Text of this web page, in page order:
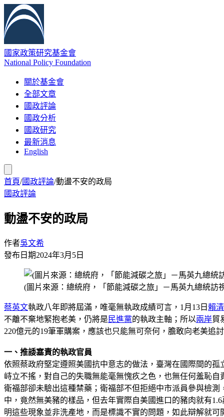
國家政策研究基金會
National Policy Foundation
關於基金會
全部文章
國政評論
國政分析
國政研究
最新消息
English
首頁/國政評論/動盪不安的政局
國政評論
動盪不安的政局
作者吳文希
發布日期2024年3月5日
(圖片來源：總統府，「節能減碳之旅」－馬英九總統訪
蔡英文執政八年即將屆滿，唯毫無執政成績可言，1月13日 賴
不離不棄地緊抱老美，仍將是 民進黨的執政主軸；所以兩岸貿
220億元的19筆軍購案，應該也只能無可奈何，膽敢向老美追
一、推諉塞責的執政官員
依照蔡政府堅定遵照美國抗中意志的做法，臺灣在國際間的
峙立不搖，對自己的失職無能毫無愧疚之色，也無任何羞恥
衛福部卻未驗出這種禁藥；衛福部不但拒絕中市派員參與檢
中，竟然無美豬的樣品，但去年實際自美國進口的豬肉就有
明這些現象並非洗產地，而是標識不實的問題，如此辯解就